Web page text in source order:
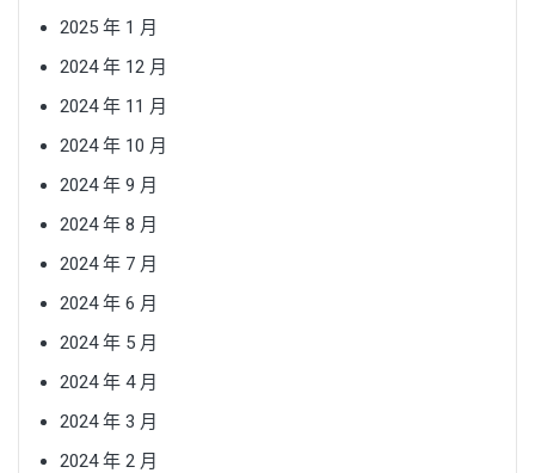
2025 年 1 月
2024 年 12 月
2024 年 11 月
2024 年 10 月
2024 年 9 月
2024 年 8 月
2024 年 7 月
2024 年 6 月
2024 年 5 月
2024 年 4 月
2024 年 3 月
2024 年 2 月